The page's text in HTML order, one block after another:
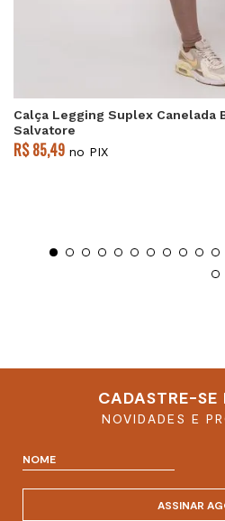
Calça Legging Suplex Canelada
Salvatore
R$ 85,49 no PIX
CADASTRE-SE
NOVIDADES E
ASSINAR